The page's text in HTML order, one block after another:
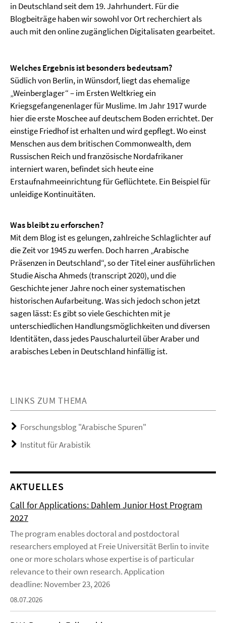
in Deutschland seit dem 19. Jahrhundert. Für die
Blogbeiträge haben wir sowohl vor Ort recherchiert als
auch mit den online zugänglichen Digitalisaten gearbeitet.
Welches Ergebnis ist besonders bedeutsam?
Südlich von Berlin, in Wünsdorf, liegt das ehemalige
„Weinberglager“ – im Ersten Weltkrieg ein
Kriegsgefangenenlager für Muslime. Im Jahr 1917 wurde
hier die erste Moschee auf deutschem Boden errichtet. Der
einstige Friedhof ist erhalten und wird gepflegt. Wo einst
Menschen aus dem britischen Commonwealth, dem
Russischen Reich und französische Nordafrikaner
interniert waren, befindet sich heute eine
Erstaufnahmeeinrichtung für Geflüchtete. Ein Beispiel für
unleidige Kontinuitäten.
Was bleibt zu erforschen?
Mit dem Blog ist es gelungen, zahlreiche Schlaglichter auf
die Zeit vor 1945 zu werfen. Doch harren „Arabische
Präsenzen in Deutschland“, so der Titel einer ausführlichen
Studie Aischa Ahmeds (transcript 2020), und die
Geschichte jener Jahre noch einer systematischen
historischen Aufarbeitung. Was sich jedoch schon jetzt
sagen lässt: Es gibt so viele Geschichten mit je
unterschiedlichen Handlungsmöglichkeiten und diversen
Identitäten, dass jedes Pauschalurteil über Araber und
arabisches Leben in Deutschland hinfällig ist.
LINKS ZUM THEMA
Forschungsblog "Arabische Spuren"
Institut für Arabistik
AKTUELLES
Call for Applications: Dahlem Junior Host Program
2027
The program enables doctoral and postdoctoral
researchers employed at Freie Universität Berlin to invite
one or more scholars whose expertise is of particular
relevance to their own research. Application
deadline: November 23, 2026
08.07.2026